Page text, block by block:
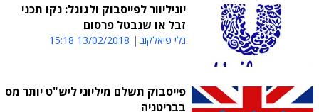
יוניליוור לפייסבוק ולגוגל: נקו תכני
זבל או שנבטל פרסום
גלי פיאלקוב 13/02/2018 15:18
פייסבוק תשלם מיליוני ליש"ט יותר מס
בבריטניה